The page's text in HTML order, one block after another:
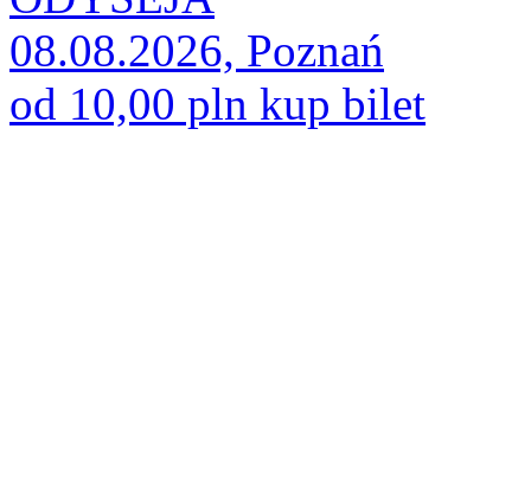
08.08.2026, Poznań
od 10,00 pln kup bilet